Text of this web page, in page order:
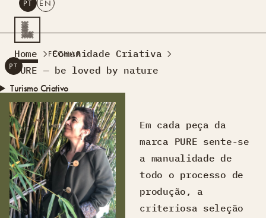
PESQUISAR
PT EN
Turismo Criativo
Rede de Oficinas
Design Lab
Formação
Residências Criativas
ProjetosA AcontecerMontra
Sobre Nós
Contactos
PT EN
FECHAR
Home
Comunidade Criativa
PURE — be loved by nature
Em cada peça da
marca PURE sente-se
a manualidade de
todo o processo de
produção, a
criteriosa seleção